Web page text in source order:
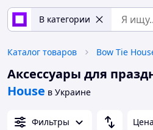
В категории
Каталог товаров Bow Tie
Аксессуары для
House в Украине
Фильтры Цена